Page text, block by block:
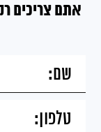
אתם צריכים